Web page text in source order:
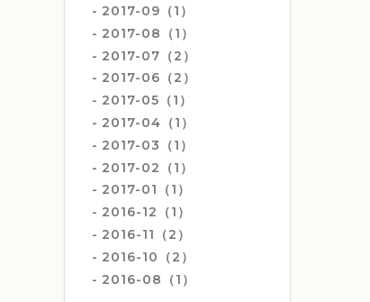
2017-09（1）
2017-08（1）
2017-07（2）
2017-06（2）
2017-05（1）
2017-04（1）
2017-03（1）
2017-02（1）
2017-01（1）
2016-12（1）
2016-11（2）
2016-10（2）
2016-08（1）